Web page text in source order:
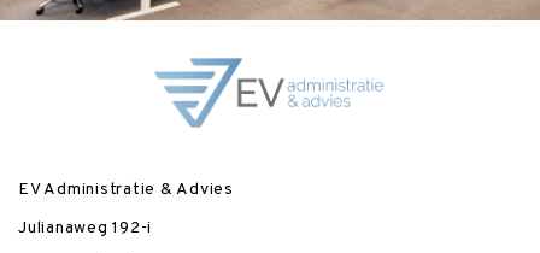
EV Administratie & Advies
Julianaweg 192-i